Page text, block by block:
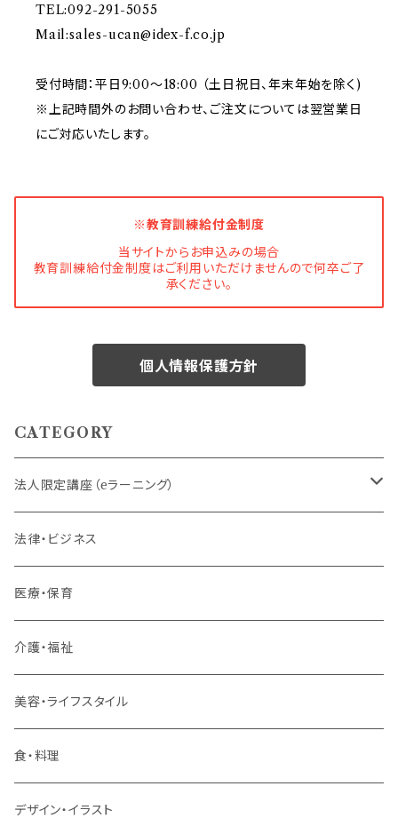
TEL:092-291-5055
Mail:sales-ucan@idex-f.co.jp
受付時間：平日9:00～18:00 （土日祝日、年末年始を除く)
※上記時間外のお問い合わせ、ご注文については翌営業日
にご対応いたします。
※教育訓練給付金制度
当サイトからお申込みの場合
教育訓練給付金制度はご利用いただけませんので何卒ご了
承ください。
個人情報保護方針
CATEGORY
法人限定講座（eラーニング）
内定者・新入社員
若手社員・中堅社員
リーダー（主任・係長）
管理職
階層共通
パッケージプラン
法律・ビジネス
医療・保育
介護・福祉
美容・ライフスタイル
食・料理
デザイン・イラスト